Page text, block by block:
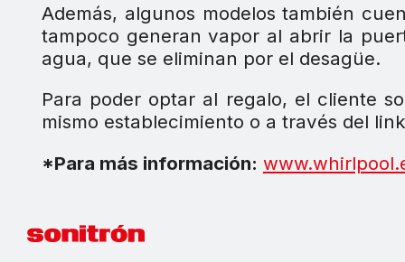
Además, algunos modelos también
tampoco generan vapor al abrir la
agua, que se eliminan por el desagüe.
Para poder optar al regalo, el cliente
mismo establecimiento o a través del
*Para más información: